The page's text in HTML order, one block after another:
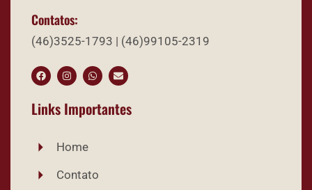
Contatos:
(46)3525-1793 | (46)99105-2319
Links Importantes
Home
Contato